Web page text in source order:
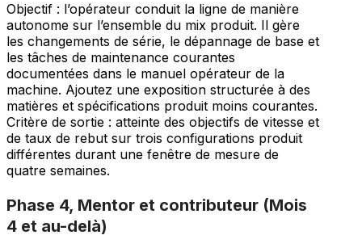
Objectif : l’opérateur conduit la ligne de manière
autonome sur l’ensemble du mix produit. Il gère
les changements de série, le dépannage de base et
les tâches de maintenance courantes
documentées dans le manuel opérateur de la
machine. Ajoutez une exposition structurée à des
matières et spécifications produit moins courantes.
Critère de sortie : atteinte des objectifs de vitesse et
de taux de rebut sur trois configurations produit
différentes durant une fenêtre de mesure de
quatre semaines.
Phase 4, Mentor et contributeur (Mois
4 et au-delà)